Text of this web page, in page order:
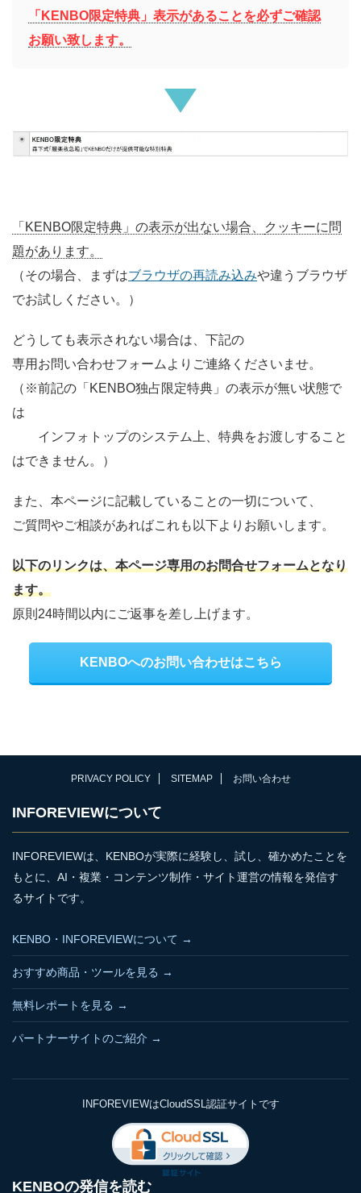
「KENBO限定特典」表示があることを必ずご確認
お願い致します。
「KENBO限定特典」の表示が出ない場合、
クッキーに問
題があります。
（その場合、まずはブラウザの再読み込みや違うブラウザ
でお試しください。）
どうしても表示されない場合は、下記の
専用お問い合わせフォームよりご連絡くださいませ。
（※前記の「KENBO独占限定特典」の表示が無い状態で
は
インフォトップのシステム上、特典をお渡しすること
はできません。）
また、本ページに記載していることの一切について、
ご質問やご相談があればこれも以下よりお願いします。
以下のリンクは、本ページ専用のお問合せフォームとなり
ます。
原則24時間以内にご返事を差し上げます。
KENBOへのお問い合わせはこちら
PRIVACY POLICY SITEMAP お問い合わせ
INFOREVIEWについて
INFOREVIEWは、KENBOが実際に経験し、試し、確かめたことを
もとに、AI・複業・コンテンツ制作・サイト運営の情報を発信す
るサイトです。
KENBO・INFOREVIEWについて →
おすすめ商品・ツールを見る →
無料レポートを見る →
パートナーサイトのご紹介 →
INFOREVIEWはCloudSSL認証サイトです
KENBOの発信を読む